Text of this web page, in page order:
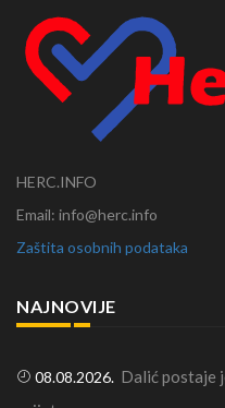
HERC.INFO
Email: info@herc.info
Zaštita osobnih podataka
NAJNOVIJE
08.08.2026. Dalić postaje